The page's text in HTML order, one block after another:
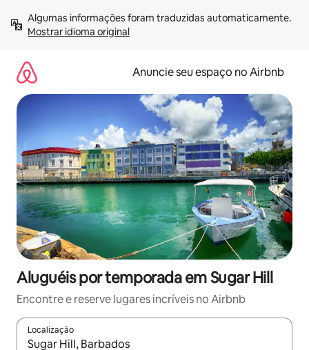
para
Mostrar idioma original
Anuncie seu espaço no Airbnb
Aluguéis por temporada em Sugar Hill
Encontre e reserve lugares incríveis no Airbnb
Localização
Quando os resultados estiverem disponíveis, explore-os